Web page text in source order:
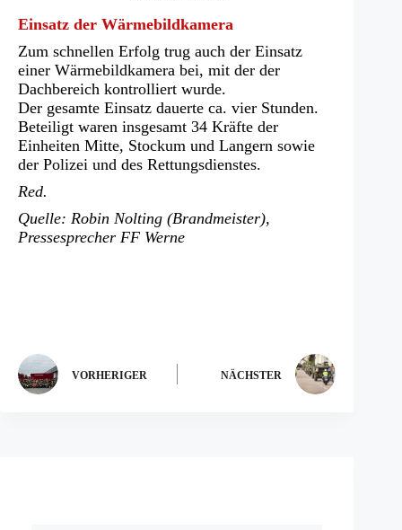
Einsatz der Wärmebildkamera
Zum schnellen Erfolg trug auch der Einsatz
einer Wärmebildkamera bei, mit der der
Dachbereich kontrolliert wurde.
Der gesamte Einsatz dauerte ca. vier Stunden.
Beteiligt waren insgesamt 34 Kräfte der
Einheiten Mitte, Stockum und Langern sowie
der Polizei und des Rettungsdienstes.
Red.
Quelle: Robin Nolting (Brandmeister),
Pressesprecher FF Werne
VORHERIGER NÄCHSTER